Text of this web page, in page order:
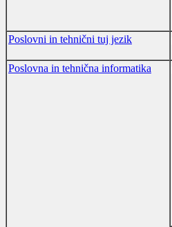
Poslovni in tehnični tuj jezik
Poslovna in tehnična informatika